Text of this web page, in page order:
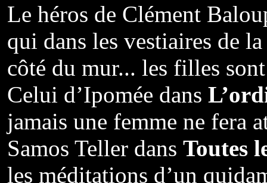
Le héros de Clément
qui dans les vestiaires de
côté du mur... les filles
Celui d’Ipomée dans
jamais une femme ne fera
Samos Teller dans Toutes
les méditations d’un